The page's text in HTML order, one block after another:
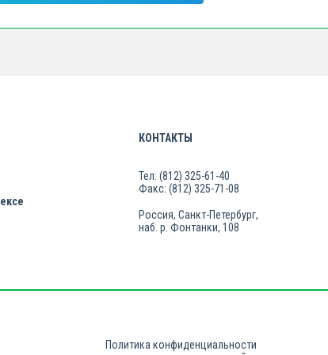
КОНТАКТЫ
Тел: (812) 325-61-40
Факс: (812) 325-71-08
Россия, Санкт-Петербург,
наб. р. Фонтанки, 108
Политика конфиденциальности